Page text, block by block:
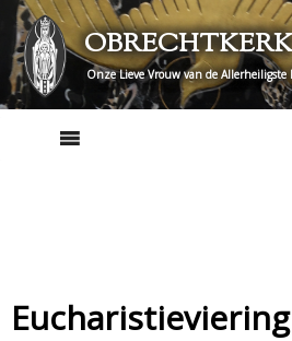
Skip
to
content
Onze Lieve Vrouw van de Allerheiligste
Eucharistieviering